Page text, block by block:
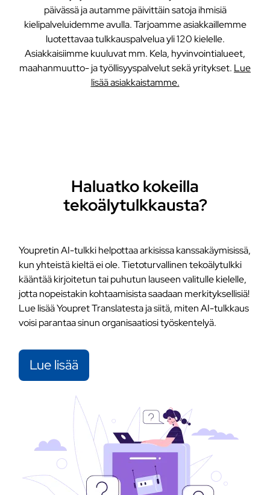
päivässä ja autamme päivittäin satoja ihmisiä
kielipalveluidemme avulla. Tarjoamme asiakkaillemme
luotettavaa tulkkauspalvelua yli 120 kielelle.
Asiakkaisiimme kuuluvat mm. Kela, hyvinvointialueet,
maahanmuutto- ja työllisyyspalvelut sekä yritykset. Lue
lisää asiakkaistamme.
Haluatko kokeilla
tekoälytulkkausta?
Youpretin AI-tulkki helpottaa arkisissa kanssakäymisissä,
kun yhteistä kieltä ei ole. Tietoturvallinen tekoälytulkki
kääntää kirjoitetun tai puhutun lauseen valitulle kielelle,
jotta nopeistakin kohtaamisista saadaan merkityksellisiä!
Lue lisää Youpret Translatesta ja siitä, miten AI-tulkkaus
voisi parantaa sinun organisaatiosi työskentelyä.
Lue lisää